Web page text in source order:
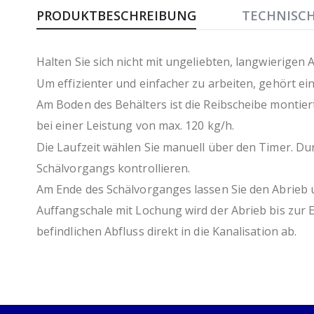
der
Bildergalerie
PRODUKTBESCHREIBUNG
Halten Sie sich nicht mit ungeliebten, langwierigen
Um effizienter und einfacher zu arbeiten, gehört
Am Boden des Behälters ist die Reibscheibe
bei einer Leistung von max. 120 kg/h.
Die Laufzeit wählen Sie manuell über den Timer.
Schälvorgangs kontrollieren.
Am Ende des Schälvorganges lassen Sie den
Auffangschale mit Lochung wird der Abrieb bis zur
befindlichen Abfluss direkt in die Kanalisation ab.